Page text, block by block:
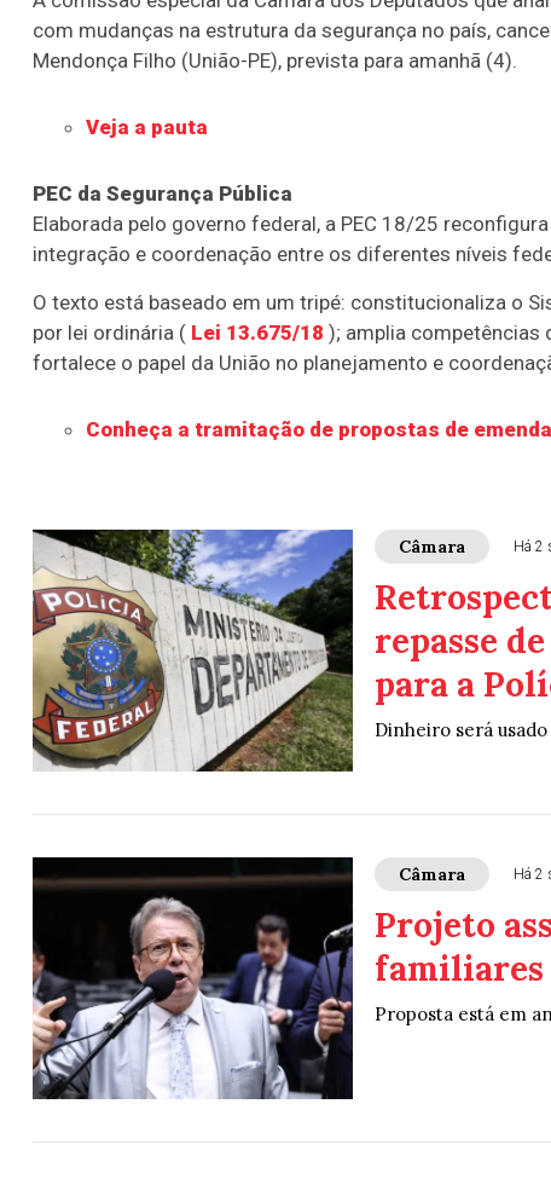
com mudanças na estrutura da segurança no país,
Mendonça Filho (União-PE), prevista para amanhã (4).
Veja a pauta
PEC da Segurança Pública
Elaborada pelo governo federal, a PEC 18/25
integração e coordenação entre os diferentes níveis
O texto está baseado em um tripé: constitucionaliza o
por lei ordinária ( Lei 13.675/18 ); amplia competências
fortalece o papel da União no planejamento e
Conheça a tramitação de propostas de
Câmara Há 2
repasse
para a
Dinheiro será
Câmara Há 2
Projeto
familiares
Proposta está em